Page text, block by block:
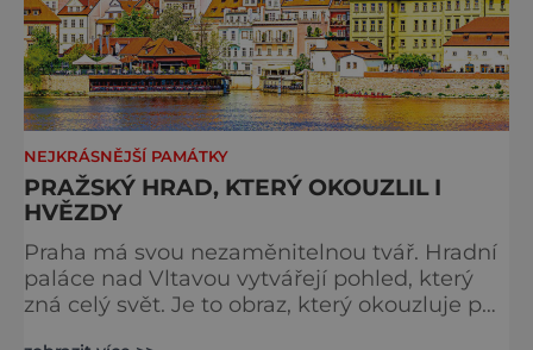
NEJKRÁSNĚJŠÍ PAMÁTKY
PRAŽSKÝ HRAD, KTERÝ OKOUZLIL I
HVĚZDY
Praha má svou nezaměnitelnou tvář. Hradní
paláce nad Vltavou vytvářejí pohled, který
zná celý svět. Je to obraz, který okouzluje po